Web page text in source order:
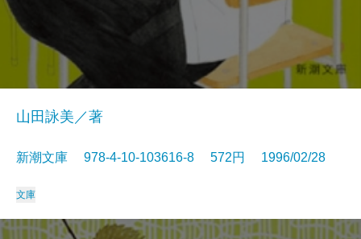
山田詠美／著
新潮文庫 978-4-10-103616-8 572円 1996/02/28
文庫